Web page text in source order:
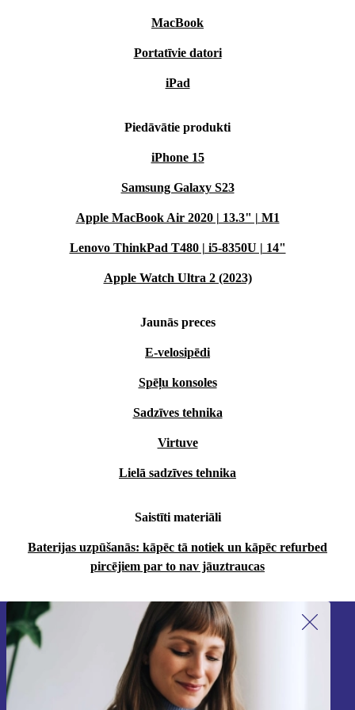
MacBook
Portatīvie datori
iPad
Piedāvātie produkti
iPhone 15
Samsung Galaxy S23
Apple MacBook Air 2020 | 13.3" | M1
Lenovo ThinkPad T480 | i5-8350U | 14"
Apple Watch Ultra 2 (2023)
Jaunās preces
E-velosipēdi
Spēļu konsoles
Sadzīves tehnika
Virtuve
Lielā sadzīves tehnika
Saistīti materiāli
Baterijas uzpūšanās: kāpēc tā notiek un kāpēc refurbed
pircējiem par to nav jāuztraucas
Piesakieties mūsu jaunumu
saņemšanai!
Nekad vairs nepalaidiet garām nevienu
piedāvājumu.